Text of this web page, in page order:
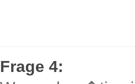
Frage 4: